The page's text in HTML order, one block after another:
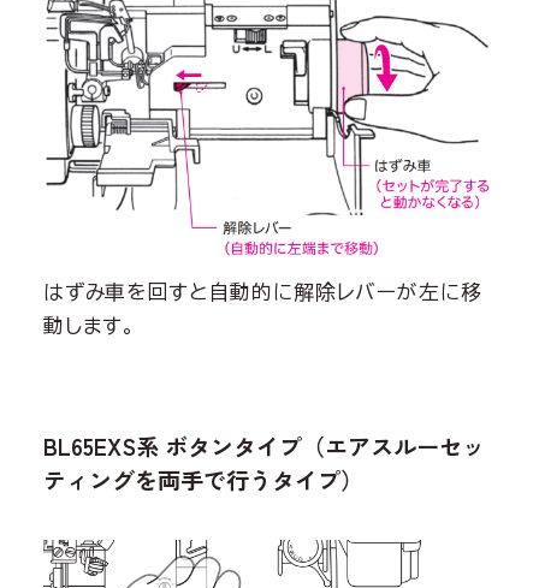
はずみ車を回すと自動的に解除レバーが左に移
動します。
BL65EXS系 ボタンタイプ（エアスルーセッ
ティングを両手で行うタイプ）